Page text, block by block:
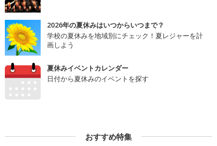
2026年の夏休みはいつからいつまで？
学校の夏休みを地域別にチェック！夏レジャーを計
画しよう
夏休みイベントカレンダー
日付から夏休みのイベントを探す
おすすめ特集